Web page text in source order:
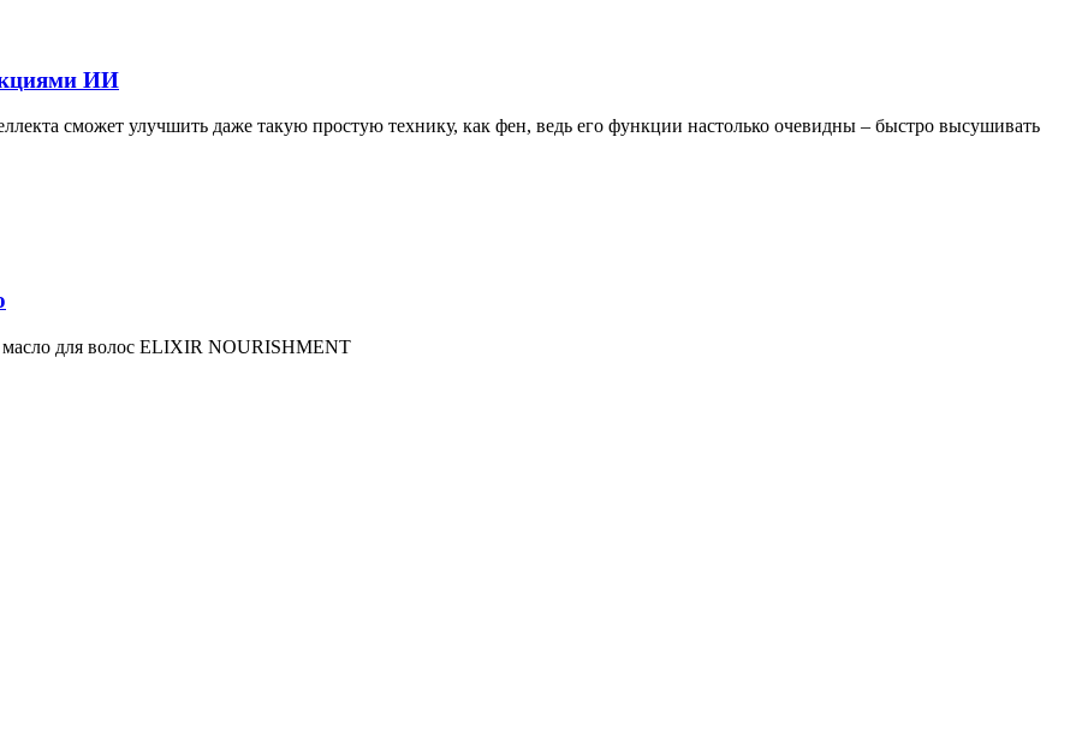
ИИ
сможет улучшить даже такую простую технику, как фен, ведь его функции настолько очевидны – быстро высушивать
масло для волос ELIXIR NOURISHMENT